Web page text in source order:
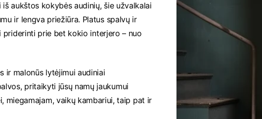
aukštos kokybės audinių, šie užvalkalai
ir lengva priežiūra. Platus spalvų ir
priderinti prie bet kokio interjero – nuo
ir malonūs lytėjimui audiniai
pritaikyti jūsų namų jaukumui
miegamajam, vaikų kambariui, taip pat ir